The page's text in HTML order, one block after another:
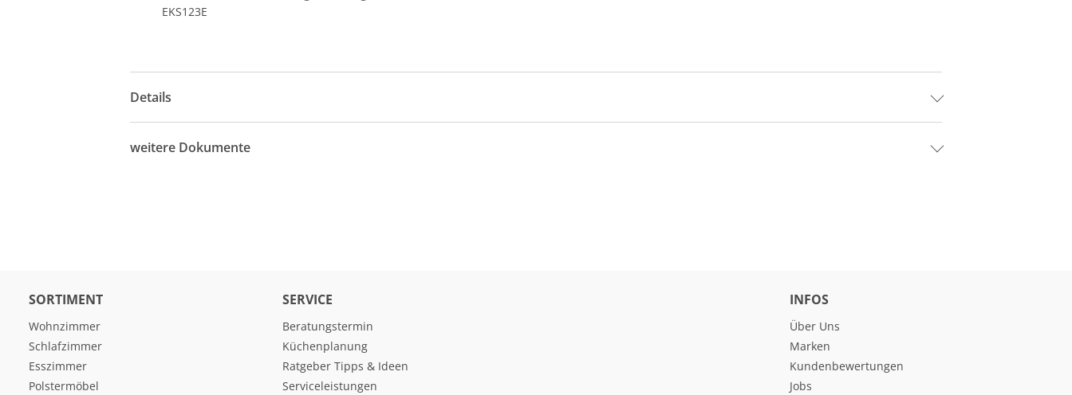
EKS123E
Details
weitere Dokumente
SORTIMENT
Wohnzimmer
Schlafzimmer
Esszimmer
Polstermöbel
SERVICE
Beratungstermin
Küchenplanung
Ratgeber Tipps & Ideen
Serviceleistungen
INFOS
Über Uns
Marken
Kundenbewertungen
Jobs